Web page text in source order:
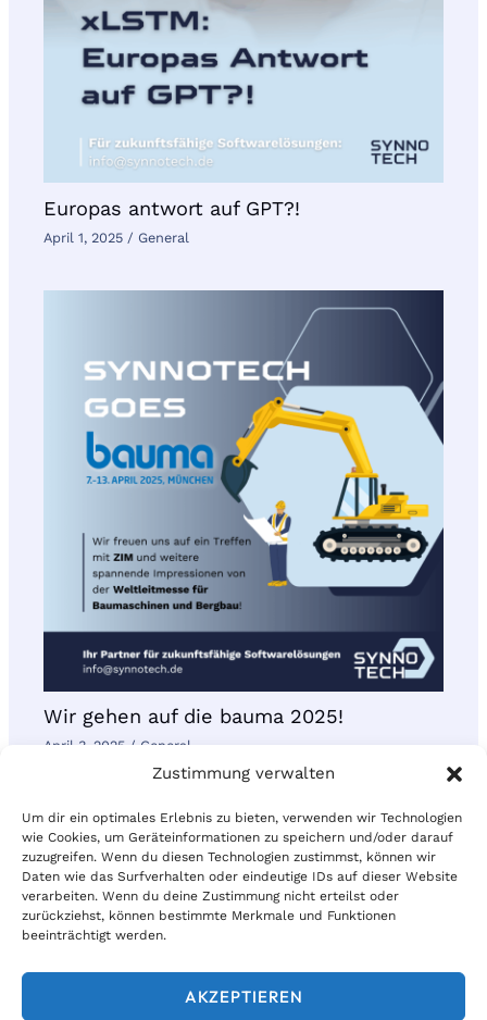
Zustimmung verwalten
Um dir ein optimales Erlebnis zu bieten, verwenden wir Technologien
wie Cookies, um Geräteinformationen zu speichern und/oder darauf
zuzugreifen. Wenn du diesen Technologien zustimmst, können wir
Daten wie das Surfverhalten oder eindeutige IDs auf dieser Website
verarbeiten. Wenn du deine Zustimmung nicht erteilst oder
zurückziehst, können bestimmte Merkmale und Funktionen
beeinträchtigt werden.
AKZEPTIEREN
Europas antwort auf GPT?!
April 1, 2025 / General
Wir gehen auf die bauma 2025!
April 3, 2025 / General
© 2026 | Synnotech AG
Kontakt
Datenschutz